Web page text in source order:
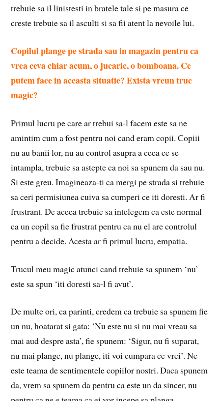
trebuie sa il linistesti in bratele tale si pe masura ce
creste trebuie sa il asculti si sa fii atent la nevoile lui.
Copilul plange pe strada sau in magazin pentru ca
vrea ceva chiar acum, o jucarie, o bomboana. Ce
putem face in aceasta situatie? Exista vreun truc
magic?
Primul lucru pe care ar trebui sa-l facem este sa ne
amintim cum a fost pentru noi cand eram copii. Copiii
nu au banii lor, nu au control asupra a ceea ce se
intampla, trebuie sa astepte ca noi sa spunem da sau nu.
Si este greu. Imagineaza-ti ca mergi pe strada si trebuie
sa ceri permisiunea cuiva sa cumperi ce iti doresti. Ar fi
frustrant. De aceea trebuie sa intelegem ca este normal
ca un copil sa fie frustrat pentru ca nu el are controlul
pentru a decide. Acesta ar fi primul lucru, empatia.
Trucul meu magic atunci cand trebuie sa spunem ‘nu’
este sa spun ‘iti doresti sa-l fi avut’.
De multe ori, ca parinti, credem ca trebuie sa spunem fie
un nu, hoatarat si gata: ‘Nu este nu si nu mai vreau sa
mai aud despre asta’, fie spunem: ‘Sigur, nu fi suparat,
nu mai plange, nu plange, iti voi cumpara ce vrei’. Ne
este teama de sentimentele copiilor nostri. Daca spunem
da, vrem sa spunem da pentru ca este un da sincer, nu